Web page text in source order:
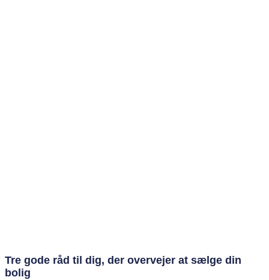
Tre gode råd til dig, der overvejer at sælge din
bolig